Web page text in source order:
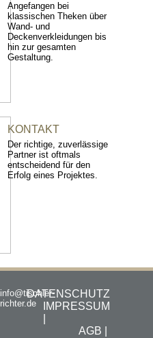
Angefangen bei
klassischen Theken über
Wand- und
Deckenverkleidungen bis
hin zur gesamten
Gestaltung.
KONTAKT
Der richtige, zuverlässige
Partner ist oftmals
entscheidend für den
Erfolg eines Projektes.
info@tischler-
richter.de
DATENSCHUTZ
IMPRESSUM
AGB |